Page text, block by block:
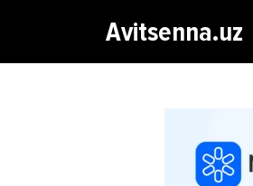
Avitsenna.uz